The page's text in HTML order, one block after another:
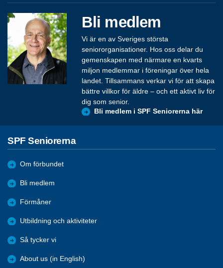
Bli medlem
Vi är en av Sveriges största
seniororganisationer. Hos oss delar du
gemenskapen med närmare en kvarts
miljon medlemmar i föreningar över hela
landet. Tillsammans verkar vi för att skapa
bättre villkor för äldre – och ett aktivt liv för
dig som senior.
Bli medlem i SPF Seniorerna här
SPF Seniorerna
Om förbundet
Bli medlem
Förmåner
Utbildning och aktiviteter
Så tycker vi
About us (in English)